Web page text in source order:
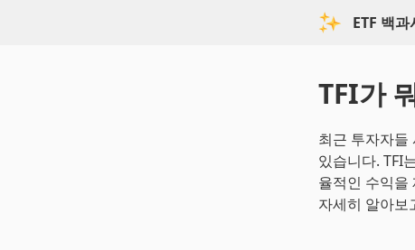
ETF 백과
TFI가
최근 투자자
있습니다. TFI
율적인 수익을
자세히 알아보